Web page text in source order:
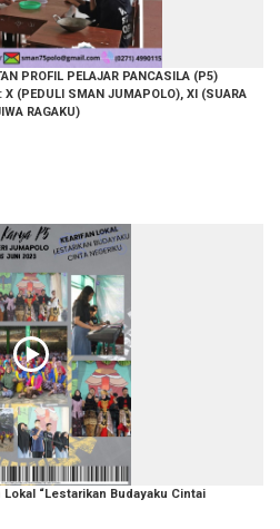
PROFIL PELAJAR PANCASILA (P5)
(PEDULI SMAN JUMAPOLO), XI (SUARA
RAGAKU)
Lokal “Lestarikan Budayaku Cintai